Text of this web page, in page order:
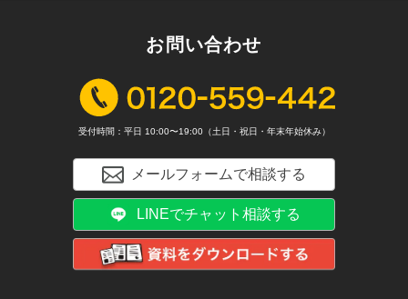
お問い合わせ
受付時間：平日 10:00〜19:00（土日・祝日・年末年始休み）
メールフォームで相談する
LINEでチャット相談する